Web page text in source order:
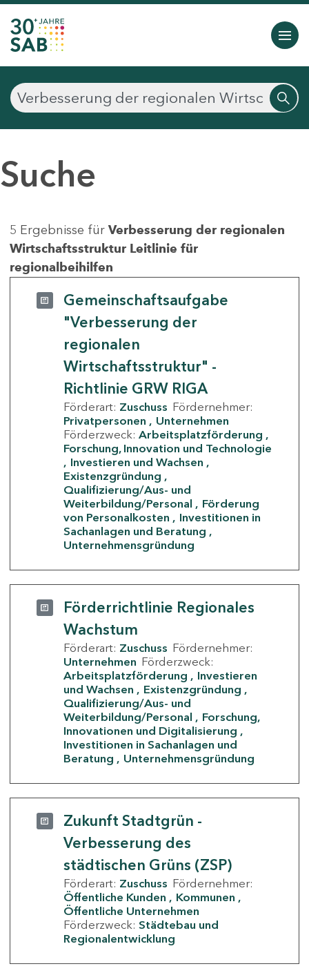
Suche
5 Ergebnisse für Verbesserung der regionalen
Wirtschaftsstruktur Leitlinie für
regionalbeihilfen
Gemeinschaftsaufgabe
"Verbesserung der
regionalen
Wirtschaftsstruktur" -
Richtlinie GRW RIGA
Förderart: Zuschuss Fördernehmer:
Privatpersonen
Unternehmen
Förderzweck: Arbeitsplatzförderung
Forschung, Innovation und Technologie
Investieren und Wachsen
Existenzgründung
Qualifizierung/Aus- und
Weiterbildung/Personal
Förderung
von Personalkosten
Investitionen in
Sachanlagen und Beratung
Unternehmensgründung
Förderrichtlinie Regionales
Wachstum
Förderart: Zuschuss Fördernehmer:
Unternehmen Förderzweck:
Arbeitsplatzförderung
Investieren
und Wachsen
Existenzgründung
Qualifizierung/Aus- und
Weiterbildung/Personal
Forschung,
Innovationen und Digitalisierung
Investitionen in Sachanlagen und
Beratung
Unternehmensgründung
Zukunft Stadtgrün -
Verbesserung des
städtischen Grüns (ZSP)
Förderart: Zuschuss Fördernehmer:
Öffentliche Kunden
Kommunen
Öffentliche Unternehmen
Förderzweck: Städtebau und
Regionalentwicklung